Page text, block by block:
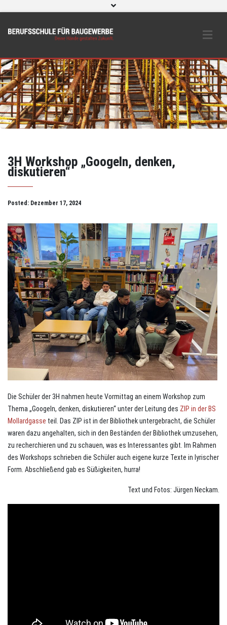
3H Workshop „Googeln, denken,
diskutieren“
Posted: Dezember 17, 2024
Die Schüler der 3H nahmen heute Vormittag an einem Workshop zum
Thema „Googeln, denken, diskutieren“ unter der Leitung des ZIP in der BS
Mollardgasse teil. Das ZIP ist in der Bibliothek untergebracht, die Schüler
waren dazu angehalten, sich in den Beständen der Bibliothek umzusehen,
zu recherchieren und zu schauen, was es Interessantes gibt. Im Rahmen
des Workshops schrieben die Schüler auch eigene kurze Texte in lyrischer
Form. Abschließend gab es Süßigkeiten, hurra!
Text und Fotos: Jürgen Neckam.